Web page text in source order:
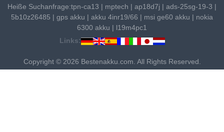
Heiße Suchanfrage:tpn-ca13 | mptech | ap18d7j | ads-25sg-19-3 |
5b10z26485 | gps akku | akku 4inr19/66 | msi ge60 akku | nokia
6300 akku | l19m4pc1
Links:
Copyright © 2026 Bestenakku.com. All Rights Reserved.